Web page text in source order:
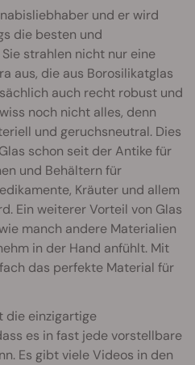
und er wird
die besten und
strahlen nicht nur eine
aus, die aus Borosilikatglas
auch recht robust und
noch nicht alles, denn
und geruchsneutral. Dies
schon seit der Antike für
und Behältern für
Kräuter und allem
Ein weiterer Vorteil von Glas
manch andere Materialien
in der Hand anfühlt. Mit
das perfekte Material für
die einzigartige
es in fast jede vorstellbare
Es gibt viele Videos in den